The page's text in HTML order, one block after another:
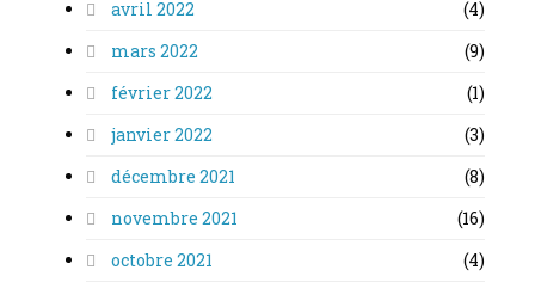
avril 2022
(4)
mars 2022
(9)
février 2022
(1)
janvier 2022
(3)
décembre 2021
(8)
novembre 2021
(16)
octobre 2021
(4)